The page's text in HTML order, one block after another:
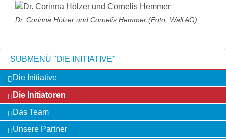
Dr. Corinna Hölzer und Cornelis Hemmer (Foto: Wall AG)
SUBMENÜ "DIE INITIATIVE"
Navigation
überspringen
Die Initiative
Die Initiatoren
Das Team
Unsere Partner